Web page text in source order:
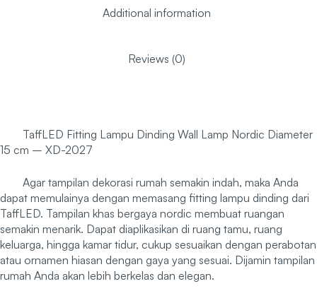
Additional information
Reviews (0)
TaffLED Fitting Lampu Dinding Wall Lamp Nordic Diameter
15 cm – XD-2027
Agar tampilan dekorasi rumah semakin indah, maka Anda
dapat memulainya dengan memasang fitting lampu dinding dari
TaffLED. Tampilan khas bergaya nordic membuat ruangan
semakin menarik. Dapat diaplikasikan di ruang tamu, ruang
keluarga, hingga kamar tidur, cukup sesuaikan dengan perabotan
atau ornamen hiasan dengan gaya yang sesuai. Dijamin tampilan
rumah Anda akan lebih berkelas dan elegan.